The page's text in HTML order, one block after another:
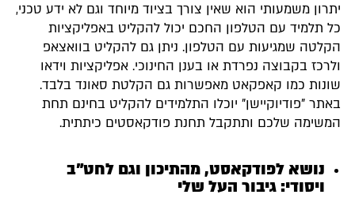
יתרון משמעותי הוא שאין צורך בציוד מיוחד וגם לא ידע טכני,
כל תלמיד עם הטלפון החכם יכול להקליט באפליקציות
הקלטה שמגיעות עם הטלפון. ניתן גם להקליט בוואצאפ
ולרכז בקבוצה נפרדת או בענן החינוכי. אפליקציות וידאו
שונות כמו קאפקאט מאפשרות גם הקלטת סאונד בלבד.
באתר "פודיוקיישן" יוכלו התלמידים להקליט בחינם תחת
המשימה שלכם ותתקבל תחנת פודקאסטים כיתתית.
נושא לפודקאסט, מהתיכון וגם לחט"ב
ויסודי: גיבור העל שלי